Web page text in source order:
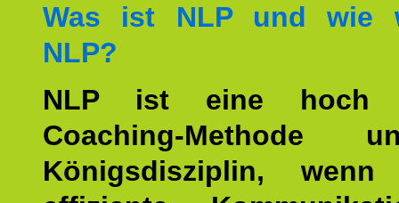
Was ist NLP und wie
NLP?
NLP ist eine hoch
Coaching-Methode
Königsdisziplin,